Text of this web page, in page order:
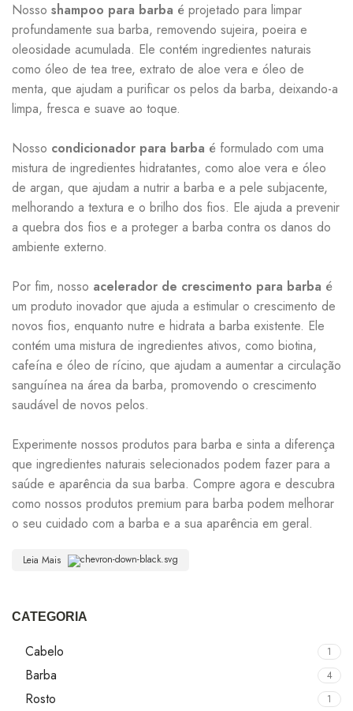
CATEGORIA
Cabelo 1
Barba 4
Rosto 1
Nosso shampoo para barba é projetado para limpar
profundamente sua barba, removendo sujeira, poeira e
oleosidade acumulada. Ele contém ingredientes naturais
como óleo de tea tree, extrato de aloe vera e óleo de
menta, que ajudam a purificar os pelos da barba, deixando-a
limpa, fresca e suave ao toque.
Nosso condicionador para barba é formulado com uma
mistura de ingredientes hidratantes, como aloe vera e óleo
de argan, que ajudam a nutrir a barba e a pele subjacente,
melhorando a textura e o brilho dos fios. Ele ajuda a prevenir
a quebra dos fios e a proteger a barba contra os danos do
ambiente externo.
Por fim, nosso acelerador de crescimento para barba é
um produto inovador que ajuda a estimular o crescimento de
novos fios, enquanto nutre e hidrata a barba existente. Ele
contém uma mistura de ingredientes ativos, como biotina,
cafeína e óleo de rícino, que ajudam a aumentar a circulação
sanguínea na área da barba, promovendo o crescimento
saudável de novos pelos.
Experimente nossos produtos para barba e sinta a diferença
que ingredientes naturais selecionados podem fazer para a
saúde e aparência da sua barba. Compre agora e descubra
como nossos produtos premium para barba podem melhorar
o seu cuidado com a barba e a sua aparência em geral.
Leia Mais